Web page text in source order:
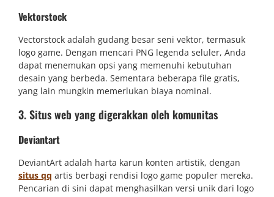
Vektorstock
Vectorstock adalah gudang besar seni vektor, termasuk
logo game. Dengan mencari PNG legenda seluler, Anda
dapat menemukan opsi yang memenuhi kebutuhan
desain yang berbeda. Sementara beberapa file gratis,
yang lain mungkin memerlukan biaya nominal.
3. Situs web yang digerakkan oleh komunitas
Deviantart
DeviantArt adalah harta karun konten artistik, dengan
situs qq artis berbagi rendisi logo game populer mereka.
Pencarian di sini dapat menghasilkan versi unik dari logo